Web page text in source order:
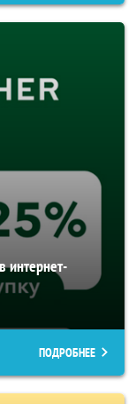
интернет-
ПОДРОБНЕЕ